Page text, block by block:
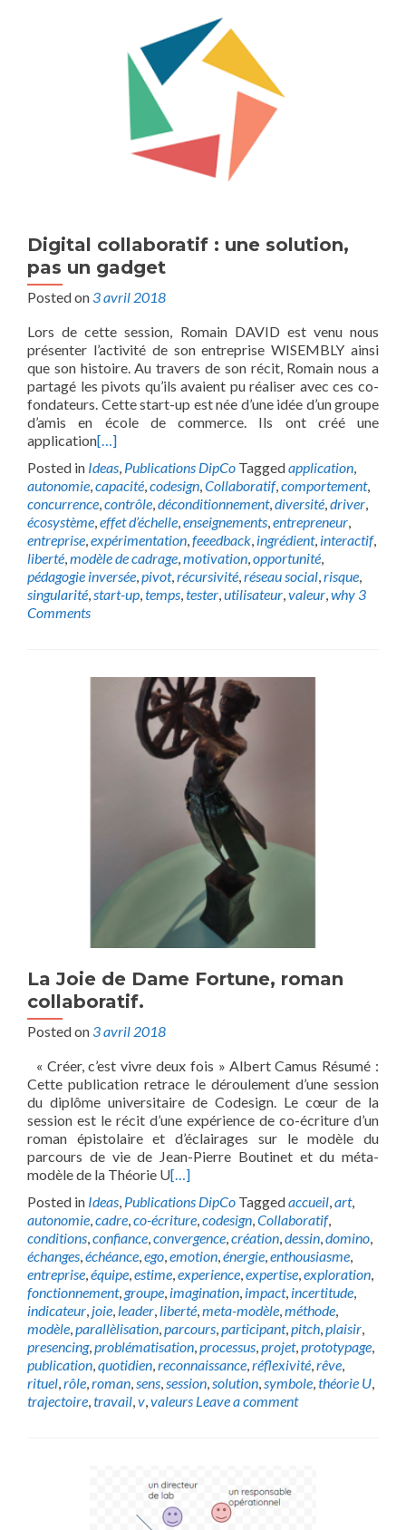
Digital collaboratif : une solution,
pas un gadget
Posted on 3 avril 2018
Lors de cette session, Romain DAVID est venu nous
présenter l’activité de son entreprise WISEMBLY ainsi
que son histoire. Au travers de son récit, Romain nous a
partagé les pivots qu’ils avaient pu réaliser avec ces co-
fondateurs. Cette start-up est née d’une idée d’un groupe
d’amis en école de commerce. Ils ont créé une
application[…]
Posted in Ideas, Publications DipCo Taggedapplication,
autonomie,capacité,codesign,Collaboratif,comportement,
concurrence,contrôle,déconditionnement,diversité,driver,
écosystème,effet d’échelle,enseignements,entrepreneur,
entreprise,expérimentation,feeedback, ingrédient, interactif,
liberté,modèle de cadrage,motivation,opportunité,
pédagogie inversée,pivot,récursivité,réseau social,risque,
singularité,start-up,temps,tester,utilisateur,valeur,why 3
Comments
La Joie de Dame Fortune, roman
collaboratif.
Posted on 3 avril 2018
« Créer, c’est vivre deux fois » Albert Camus Résumé :
Cette publication retrace le déroulement d’une session
du diplôme universitaire de Codesign. Le cœur de la
session est le récit d’une expérience de co-écriture d’un
roman épistolaire et d’éclairages sur le modèle du
parcours de vie de Jean-Pierre Boutinet et du méta-
modèle de la Théorie U[…]
Posted in Ideas, Publications DipCo Taggedaccueil,art,
autonomie,cadre,co-écriture,codesign,Collaboratif,
conditions,confiance,convergence,création,dessin,domino,
échanges,échéance,ego,emotion,énergie,enthousiasme,
entreprise,équipe,estime,experience,expertise,exploration,
fonctionnement,groupe, imagination, impact, incertitude,
indicateur, joie, leader, liberté,meta-modèle,méthode,
modèle,parallèlisation,parcours,participant,pitch,plaisir,
presencing,problématisation,processus,projet,prototypage,
publication,quotidien,reconnaissance,réflexivité,rêve,
rituel,rôle,roman,sens,session,solution,symbole,théorie U,
trajectoire,travail,v,valeurs Leave a comment